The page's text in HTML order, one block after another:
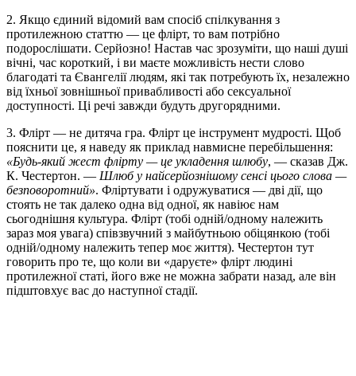
2. Якщо єдиний відомий вам спосіб спілкування з
протилежною статтю — це флірт, то вам потрібно
подорослішати. Серйозно! Настав час зрозуміти, що наші душі
вічні, час короткий, і ви маєте можливість нести слово
благодаті та Євангелії людям, які так потребують їх, незалежно
від їхньої зовнішньої привабливості або сексуальної
доступності. Ці речі завжди будуть другорядними.
3. Флірт — не дитяча гра. Флірт це інструмент мудрості. Щоб
пояснити це, я наведу як приклад навмисне перебільшення:
«Будь-який жест флірту — це укладення шлюбу, — сказав Дж.
К. Честертон. — Шлюб у найсерйознішому сенсі цього слова —
безповоротний». Фліртувати і одружуватися — дві дії, що
стоять не так далеко одна від одної, як навіює нам
сьогоднішня культура. Флірт (тобі одній/одному належить
зараз моя увага) співзвучний з майбутньою обіцянкою (тобі
одній/одному належить тепер моє життя). Честертон тут
говорить про те, що коли ви «даруєте» флірт людині
протилежної статі, його вже не можна забрати назад, але він
підштовхує вас до наступної стадії.